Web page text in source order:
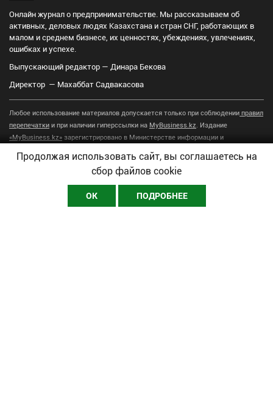
Онлайн журнал о предпринимательстве. Мы рассказываем об
активных, деловых людях Казахстана и стран СНГ, работающих в
малом и среднем бизнесе, их ценностях, убеждениях, увлечениях,
ошибках и успехе.
Выпускающий редактор — Динара Бекова
Директор — Махаббат Садвакасова
Любое использование материалов допускается только при соблюдении правил
перепечатки и при наличии гиперссылки на MyBusiness.kz. Издание
«MyBusiness.kz» зарегистрировано в Министерстве информации и
Свидетельство о регистрации№ KZ63VPY00022078Сайт использует IP адреса,
cookie и данные геолокации Пользователей сайта, условия использования
Политике конфиденциальности..
Продолжая использовать сайт, вы соглашаетесь на
сбор файлов cookie
ОК ПОДРОБНЕЕ